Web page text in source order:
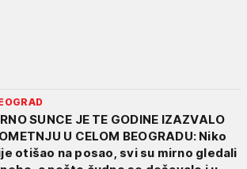
SUNCE JE TE GODINE IZAZVALO
U CELOM BEOGRADU: Niko
otišao na posao, svi su mirno gledali